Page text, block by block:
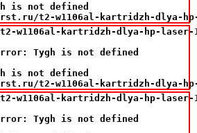
is not defined
t2-w1106al-kartridzh-dlya-
kartridzh-dlya-hp-laser-
Tygh is not defined
is not defined
t2-w1106al-kartridzh-dlya-
kartridzh-dlya-hp-laser-
Tygh is not defined